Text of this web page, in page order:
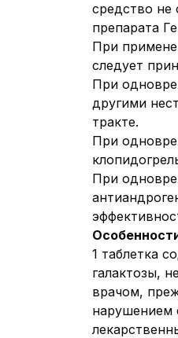
средство не
препарата
При
следует
При
другими
тракте.
При
При
1 таблетка
галактозы,
врачом,
нарушением